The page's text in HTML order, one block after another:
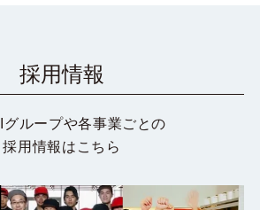
採用情報
ループや各事業ごとの
採用情報はこちら